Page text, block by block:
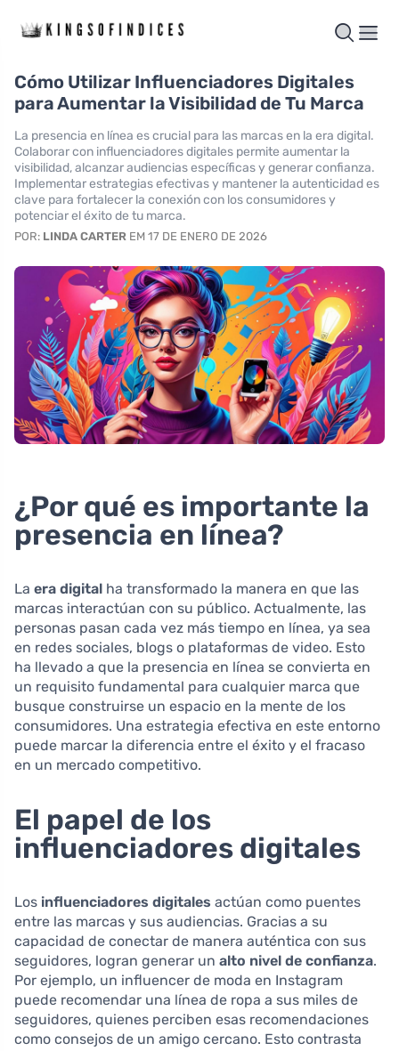
Cómo Utilizar Influenciadores Digitales
para Aumentar la Visibilidad de Tu Marca
La presencia en línea es crucial para las marcas en la era digital.
Colaborar con influenciadores digitales permite aumentar la
visibilidad, alcanzar audiencias específicas y generar confianza.
Implementar estrategias efectivas y mantener la autenticidad es
clave para fortalecer la conexión con los consumidores y
potenciar el éxito de tu marca.
POR: LINDA CARTER EM 17 DE ENERO DE 2026
¿Por qué es importante la
presencia en línea?
La era digital ha transformado la manera en que las
marcas interactúan con su público. Actualmente, las
personas pasan cada vez más tiempo en línea, ya sea
en redes sociales, blogs o plataformas de video. Esto
ha llevado a que la presencia en línea se convierta en
un requisito fundamental para cualquier marca que
busque construirse un espacio en la mente de los
consumidores. Una estrategia efectiva en este entorno
puede marcar la diferencia entre el éxito y el fracaso
en un mercado competitivo.
El papel de los
influenciadores digitales
Los influenciadores digitales actúan como puentes
entre las marcas y sus audiencias. Gracias a su
capacidad de conectar de manera auténtica con sus
seguidores, logran generar un alto nivel de confianza.
Por ejemplo, un influencer de moda en Instagram
puede recomendar una línea de ropa a sus miles de
seguidores, quienes perciben esas recomendaciones
como consejos de un amigo cercano. Esto contrasta